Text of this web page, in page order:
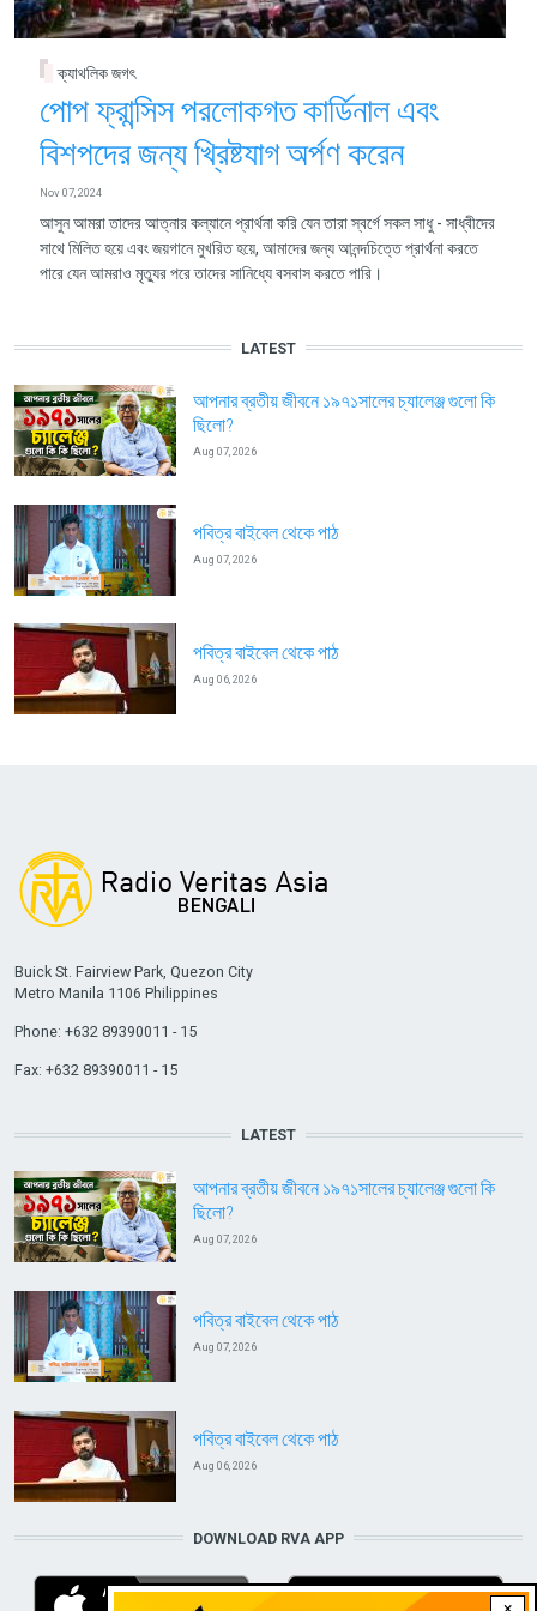
ক্যাথলিক জগৎ
পোপ ফ্রান্সিস পরলোকগত কার্ডিনাল এবং
বিশপদের জন্য খ্রিষ্টযাগ অর্পণ করেন
Nov 07, 2024
আসুন আমরা তাদের আত্নার কল্যানে প্রার্থনা করি যেন তারা স্বর্গে সকল সাধু - সাধ্বীদের
সাথে মিলিত হয়ে এবং জয়গানে মুখরিত হয়ে, আমাদের জন্য আনন্দচিত্তে প্রার্থনা করতে
পারে যেন আমরাও মৃত্যুর পরে তাদের সানিধ্যে বসবাস করতে পারি।
LATEST
আপনার ব্রতীয় জীবনে ১৯৭১সালের চ্যালেঞ্জ গুলো কি
ছিলো?
Aug 07, 2026
পবিত্র বাইবেল থেকে পাঠ
Aug 07, 2026
পবিত্র বাইবেল থেকে পাঠ
Aug 06, 2026
Buick St. Fairview Park, Quezon City
Metro Manila 1106 Philippines
Phone: +632 89390011 - 15
Fax: +632 89390011 - 15
LATEST
আপনার ব্রতীয় জীবনে ১৯৭১সালের চ্যালেঞ্জ গুলো কি
ছিলো?
Aug 07, 2026
পবিত্র বাইবেল থেকে পাঠ
Aug 07, 2026
পবিত্র বাইবেল থেকে পাঠ
Aug 06, 2026
DOWNLOAD RVA APP